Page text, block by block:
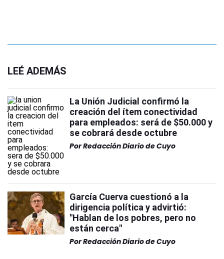
LEÉ ADEMÁS
La Unión Judicial confirmó la
creación del ítem conectividad
para empleados: será de $50.000 y
se cobrará desde octubre
PorRedacción Diario de Cuyo
García Cuerva cuestionó a la
dirigencia política y advirtió:
"Hablan de los pobres, pero no
están cerca"
PorRedacción Diario de Cuyo